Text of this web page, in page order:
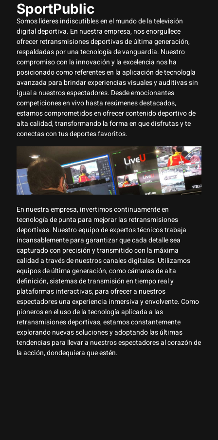
SportPublic
Somos líderes indiscutibles en el mundo de la televisión
digital deportiva. En nuestra empresa, nos enorgullece
ofrecer retransmisiones deportivas de última generación,
respaldadas por una tecnología de vanguardia. Nuestro
compromiso con la innovación y la excelencia nos ha
posicionado como referentes en la aplicación de tecnología
avanzada para brindar experiencias visuales y auditivas sin
igual a nuestros espectadores. Desde emocionantes
competiciones en vivo hasta resúmenes destacados,
estamos comprometidos en ofrecer contenido deportivo de
alta calidad, transformando la forma en que disfrutas y te
conectas con tus deportes favoritos.
En nuestra empresa, invertimos continuamente en
tecnología de punta para mejorar las retransmisiones
deportivas. Nuestro equipo de expertos técnicos trabaja
incansablemente para garantizar que cada detalle sea
capturado con precisión y transmitido con la máxima
calidad a través de nuestros canales digitales. Utilizamos
equipos de última generación, como cámaras de alta
definición, sistemas de transmisión en tiempo real y
plataformas interactivas, para ofrecer a nuestros
espectadores una experiencia inmersiva y envolvente. Como
pioneros en el uso de la tecnología aplicada a las
retransmisiones deportivas, estamos constantemente
explorando nuevas soluciones y adoptando las últimas
tendencias para llevar a nuestros espectadores al corazón de
la acción, dondequiera que estén.